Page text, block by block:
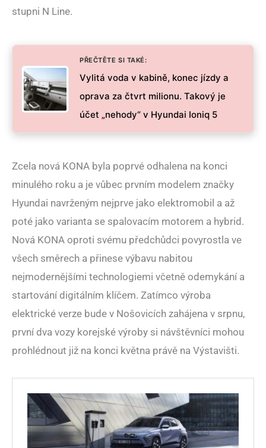
stupni N Line.
PŘEČTĚTE SI TAKÉ:
Vylitá voda v kabině, konec jízdy a
oprava za čtvrt milionu. Takový je
účet „nehody“ v Hyundai Ioniq 5
Zcela nová KONA byla poprvé odhalena na konci
minulého roku a je vůbec prvním modelem značky
Hyundai navrženým nejprve jako elektromobil a až
poté jako varianta se spalovacím motorem a hybrid.
Nová KONA oproti svému předchůdci povyrostla ve
všech směrech a přinese výbavu nabitou
nejmodernějšími technologiemi včetně odemykání a
startování digitálním klíčem. Zatímco výroba
elektrické verze bude v Nošovicích zahájena v srpnu,
první dva vozy korejské výroby si návštěvníci mohou
prohlédnout již na konci května právě na Výstavišti.